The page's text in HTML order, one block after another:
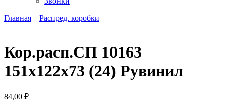
Главная
Распред. коробки
Кор.расп.СП 10163
151х122х73 (24) Рувинил
84,00 ₽